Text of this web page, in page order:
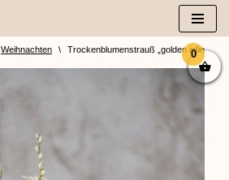
Weihnachten \ Trockenblumenstrauß „golden infinity
0